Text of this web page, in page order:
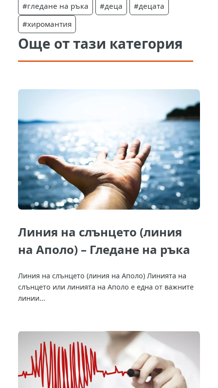
#гледане на ръка #деца
#децата
#хиромантия
Още от тази категория
Линия на слънцето (линия
на Аполо) – Гледане на ръка
Линия на слънцето (линия на Аполо) Линията на
слънцето или линията на Аполо е една от важните
линии...